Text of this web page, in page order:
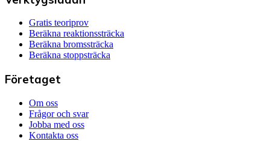
Gratis teoriprov
Beräkna reaktionssträcka
Beräkna bromssträcka
Beräkna stoppsträcka
Företaget
Om oss
Frågor och svar
Jobba med oss
Kontakta oss